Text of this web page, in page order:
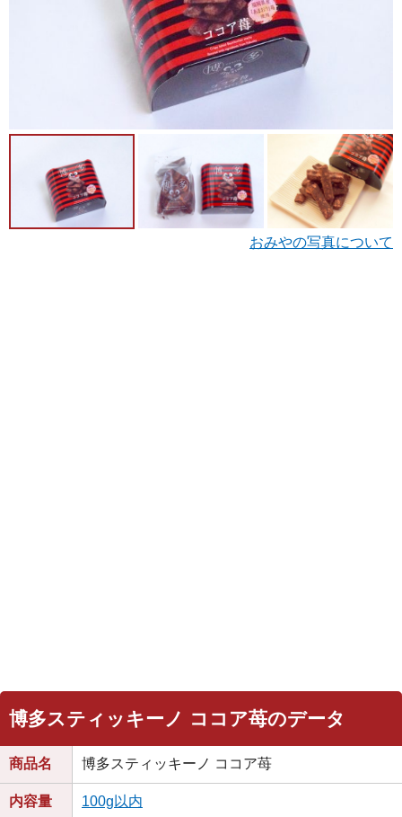
おみやの写真について
博多スティッキーノ ココア苺のデータ
商品名 博多スティッキーノ ココア苺
内容量 100g以内